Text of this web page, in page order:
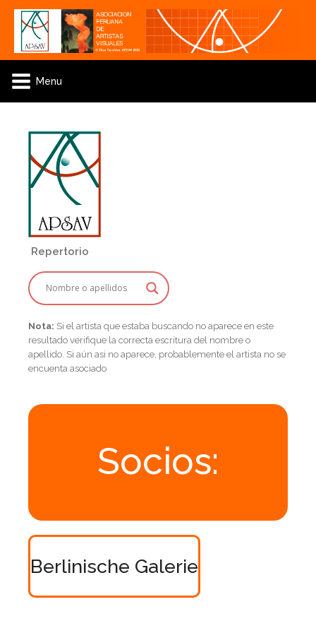
Menu
Repertorio
Nota: Si el artista que estaba buscando no aparece en este
resultado verifique la correcta escritura del nombre o
apellido. Si aún asi no aparece, probablemente el artista no se
encuenta asociado
Socios:
Berlinische Galerie